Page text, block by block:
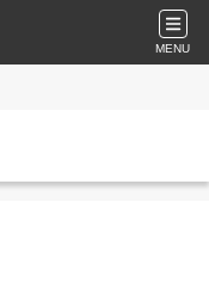
MENU